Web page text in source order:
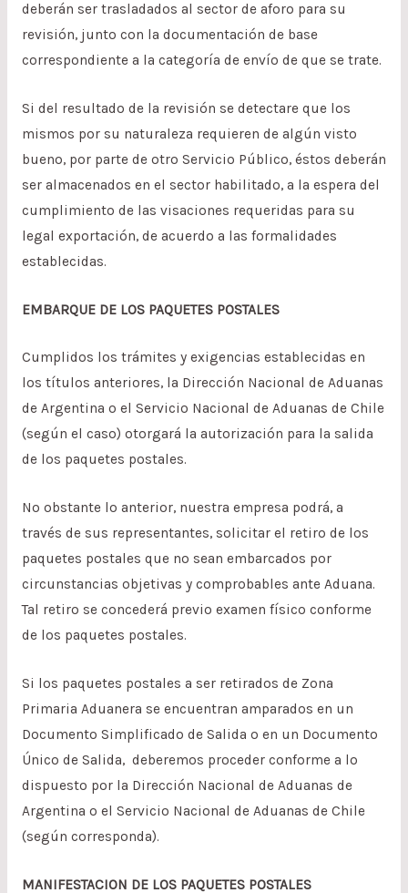
deberán ser trasladados al sector de aforo para su
revisión, junto con la documentación de base
correspondiente a la categoría de envío de que se trate.
Si del resultado de la revisión se detectare que los
mismos por su naturaleza requieren de algún visto
bueno, por parte de otro Servicio Público, éstos deberán
ser almacenados en el sector habilitado, a la espera del
cumplimiento de las visaciones requeridas para su
legal exportación, de acuerdo a las formalidades
establecidas.
EMBARQUE DE LOS PAQUETES POSTALES
Cumplidos los trámites y exigencias establecidas en
los títulos anteriores, la Dirección Nacional de Aduanas
de Argentina o el Servicio Nacional de Aduanas de Chile
(según el caso) otorgará la autorización para la salida
de los paquetes postales.
No obstante lo anterior, nuestra empresa podrá, a
través de sus representantes, solicitar el retiro de los
paquetes postales que no sean embarcados por
circunstancias objetivas y comprobables ante Aduana.
Tal retiro se concederá previo examen físico conforme
de los paquetes postales.
Si los paquetes postales a ser retirados de Zona
Primaria Aduanera se encuentran amparados en un
Documento Simplificado de Salida o en un Documento
Único de Salida, deberemos proceder conforme a lo
dispuesto por la Dirección Nacional de Aduanas de
Argentina o el Servicio Nacional de Aduanas de Chile
(según corresponda).
MANIFESTACION DE LOS PAQUETES POSTALES